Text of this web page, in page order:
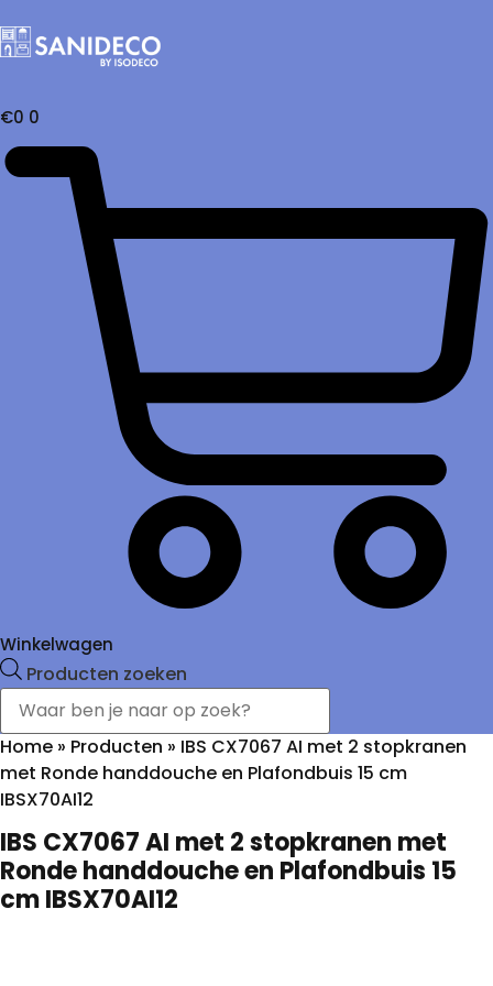
€0 0
Winkelwagen
Producten zoeken
Home » Producten » IBS CX7067 AI met 2 stopkranen
met Ronde handdouche en Plafondbuis 15 cm
IBSX70AI12
IBS CX7067 AI met 2 stopkranen met
Ronde handdouche en Plafondbuis 15
cm IBSX70AI12